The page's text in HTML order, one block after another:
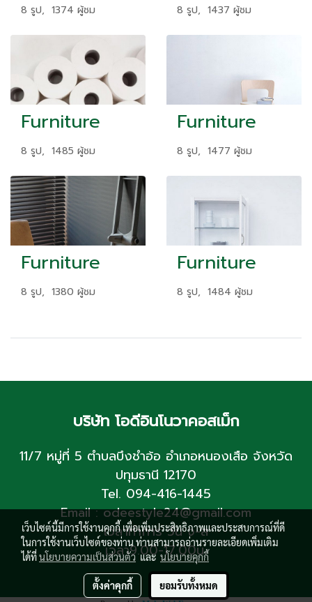
8 รูป, 1374 ผู้ชม 8 รูป, 1437 ผู้ชม
Furniture
8 รูป, 1485 ผู้ชม
Furniture
8 รูป, 1477 ผู้ชม
Furniture
8 รูป, 1380 ผู้ชม
Furniture
8 รูป, 1484 ผู้ชม
บริษัท โอดีอินโนวาคอสเม็ก
11/7 หมู่ที่ 5 ตำบลบึงชำอ้อ อำเภอหนองเสือ จังหวัด
ปทุมธานี 12170
Tel. 094-416-1445
Email : odeestyle24@gmail.com
เวลาทำการ วัน จ-ส
เวลา9.00-17.00น.
เว็บไซต์นี้มีการใช้งานคุกกี้ เพื่อเพิ่มประสิทธิภาพและประสบการณ์ที่ดี
ในการใช้งานเว็บไซต์ของท่าน ท่านสามารถอ่านรายละเอียดเพิ่มเติม
ได้ที่นโยบายความเป็นส่วนตัวและ นโยบายคุกกี้
ตั้งค่าคุกกี้ ยอมรับทั้งหมด